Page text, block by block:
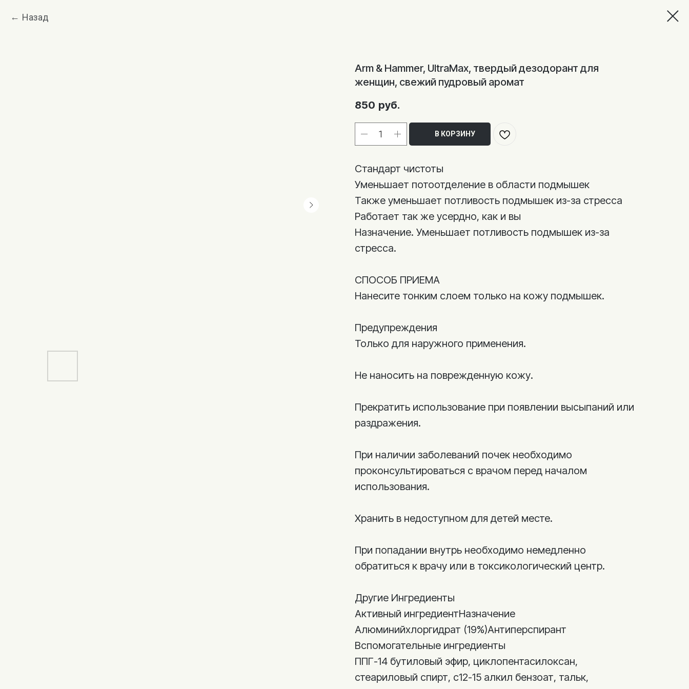
Назад
Arm & Hammer, UltraMax, твердый дезодорант для
женщин, свежий пудровый аромат
850 руб.
В КОРЗИНУ
Стандарт чистоты
Уменьшает потоотделение в области подмышек
Также уменьшает потливость подмышек из-за стресса
Работает так же усердно, как и вы
Назначение. Уменьшает потливость подмышек из-за
стресса.
СПОСОБ ПРИЕМА
Нанесите тонким слоем только на кожу подмышек.
Предупреждения
Только для наружного применения.
Не наносить на поврежденную кожу.
Прекратить использование при появлении высыпаний или
раздражения.
При наличии заболеваний почек необходимо
проконсультироваться с врачом перед началом
использования.
Хранить в недоступном для детей месте.
При попадании внутрь необходимо немедленно
обратиться к врачу или в токсикологический центр.
Другие Ингредиенты
Активный ингредиентНазначение
Алюминийхлоргидрат (19%)Антиперспирант
Вспомогательные ингредиенты
ППГ-14 бутиловый эфир, циклопентасилоксан,
стеариловый спирт, c12-15 алкил бензоат, тальк,